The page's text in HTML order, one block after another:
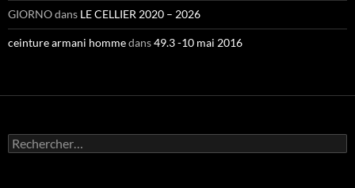
GIORNOdans LE CELLIER 2020 – 2026
ceinture armani hommedans49.3 -10 mai 2016
Rechercher :